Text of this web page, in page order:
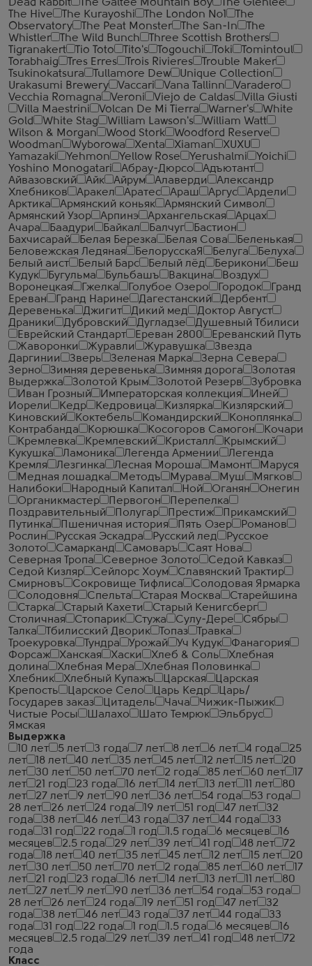
Dead Rabbit The Galtee Mountain Boy
The Glenlee
The Hive
The Kurayoshi The London №1
The
Observatory
The Peat Monster The San-In
The
Whistler
The Wild Bunch
Three Scottish Brothers
Tigranakert
Tio Toto Tito's Togouchi Toki
Tomintoul
Torabhaig
Tres Erres Trois Rivieres
Trouble Maker
Tsukinokatsura
Tullamore Dew
Unique Collection
Urakasumi Brewery
Vaccari Vana Tallinn
Varadero
Vecchia Romagna
Veroni Viejo de Caldas
Villa Giusti
Villa Maestrini
Volcan De Mi Tierra Warner's
White
Gold
White Stag William Lawson's
William Watt
Wilson & Morgan
Wood Stork
Woodford Reserve
Woodman
Wyborowa Xenta Xiaman
XUXU
Yamazaki
Yehmon Yellow Rose Yerushalmi
Yoichi
Yoshino Monogatari
Абрау-Дюрсо
Адъютант
Айвазовский
Айк Айрум Алаверди
Александр
Хлебников
Аракел Аратес Араш Аргус
Ардели
Арктика
Армянский коньяк
Армянский Символ
Армянский Узор
Арпинэ Архангельская
Арцах
Ачара
Баадури Байкал Балчуг
Бастион
Бахчисарай
Белая Березка Белая Сова
Беленькая
Беловежская Ледяная
БелорусскаЯ Белуга
Белуха
Белый аист
Белый Барс Белый лёд Берикони
Беш
Кудук
Бугульма Бульбашъ Вакцина
Воздух
Воронецкая
Гжелка Голубое Озеро Городок
Гранд
Ереван
Гранд Нарине Дагестанский
Дербент
Деревенька
Джигит Дикий мед
Доктор Август
Драники
Дубровский Дугладзе
Душевный Тбилиси
Еврейский Стандарт
Ереван 2800
Ереванский Путь
Жаворонки
Журавли Журавушка
Звезда
Даргинии
Зверь Зеленая Марка
Зерна Севера
Зерно
Зимняя деревенька Зимняя дорога
Золотая
Выдержка
Золотой Крым Золотой Резерв
Зубровка
Иван Грозный
Императорская коллекция
Иней
Иорели
Кедр Кедровица Кизлярка
Кизлярский
Киновский
Коктебель Командирский
Коноплянка
Контрабанда
Корюшка Косогоров Самогон
Кочари
Кремлевка
Кремлевский Кристалл
Крымский
Кукушка
Ламоника Легенда Армении
Легенда
Кремля
Лезгинка Лесная Мороша Мамонт
Маруся
Медная лошадка
Методъ Мурава Муш
Мягков
Налибоки
Народный Капитал Ной Оганян
Онегин
Органикмастер
Первогон
Перепелка
Поздравительный
Полугар Престиж
Прикамский
Путинка
Пшеничная история Пять Озер
Романов
Рослин
Русская Эскадра Русский лед
Русское
Золото
Самарканд Самоваръ
Саят Нова
Северная Тропа
Северное Золото
Седой Кавказ
Седой Кизляр
Сейлорс Хоум
Славянский Трактир
Смирновъ
Сокровище Тифлиса
Солодовая Ярмарка
Солодовня
Спельта Старая Москва
Старейшина
Старка
Старый Кахети
Старый Кенигсберг
Столичная
Стопарик Стужа Сулу-Дере
Сябры
Талка
Тбилисский Дворик Топаз
Травка
Троекуровка
Тундра Урожай Уч Кудук
Фанагория
Форсаж
Ханская Хаски Хлеб & Соль
Хлебная
долина
Хлебная Мера
Хлебная Половинка
Хлебник
Хлебный Купажъ Царская
Царская
Крепость
Царское Село Царь Кедр
Царь/
Государев заказ
Цитадель Чача
Чижик-Пыжик
Чистые Росы
Шалахо Шато Темрюк
Эльбрус
Ямская
Выдержка
10 лет
5 лет 3 года 7 лет 8 лет 6 лет 4 года
25
лет
18 лет 40 лет 35 лет 45 лет 12 лет 15 лет
20
лет
30 лет 50 лет 70 лет 2 года 85 лет 60 лет
17
лет
21 год 23 года 16 лет 14 лет 13 лет 11 лет
80
лет
27 лет 9 лет 90 лет 36 лет 54 года
53 года
28 лет
26 лет 24 года 19 лет 51 год 47 лет
32
года
38 лет 46 лет 43 года 37 лет 44 года
33
года
31 год 22 года 1 год 1.5 года 6 месяцев
16
месяцев
2.5 года 29 лет 39 лет 41 год 48 лет
72
года
18 лет 40 лет 35 лет 45 лет 12 лет 15 лет
20
лет
30 лет 50 лет 70 лет 2 года 85 лет 60 лет
17
лет
21 год 23 года 16 лет 14 лет 13 лет 11 лет
80
лет
27 лет 9 лет 90 лет 36 лет 54 года
53 года
28 лет
26 лет 24 года 19 лет 51 год 47 лет
32
года
38 лет 46 лет 43 года 37 лет 44 года
33
года
31 год 22 года 1 год 1.5 года 6 месяцев
16
месяцев
2.5 года 29 лет 39 лет 41 год 48 лет
72
года
Класс